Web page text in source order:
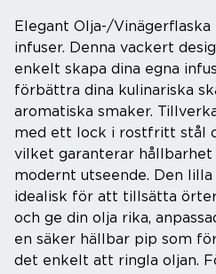
Elegant Olja-/
infuser. Denna vackert
enkelt skapa dina egna
förbättra dina kulinariska
aromatiska smaker.
med ett lock i rostfritt stål
vilket garanterar hållbarhet
modernt utseende. Den
idealisk för att tillsätta
och ge din olja rika,
en säker hällbar pip som
det enkelt att ringla oljan.